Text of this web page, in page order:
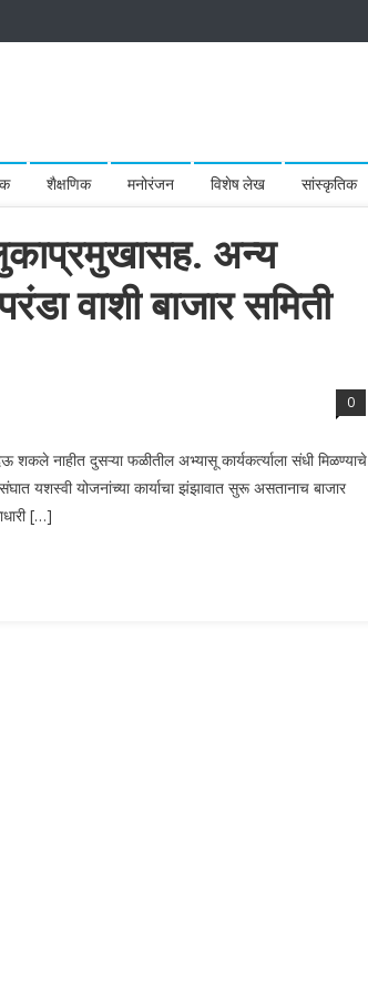
शैक्षणिक मनोरंजन विशेष लेख सांस्कृतिक
अन्य
वाशी बाजार समिती
0
शकले नाहीत दुसऱ्या फळीतील अभ्यासू कार्यकर्त्याला संधी मिळण्याचे
यशस्वी योजनांच्या कार्याचा झंझावात सुरू असतानाच बाजार
[…]